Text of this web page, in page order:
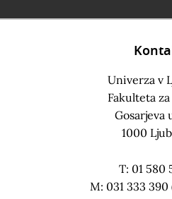
Univerza v
Fakulteta
Gosarjeva
1000
T: 01 580
M: 031 333